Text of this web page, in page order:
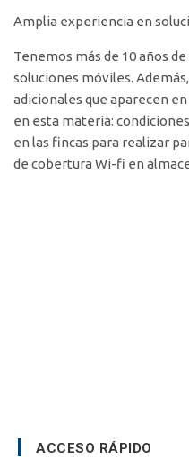
Amplia experiencia en
Tenemos más de 10 años
soluciones móviles.
adicionales que aparecen
en esta materia:
en las fincas para realizar
de cobertura Wi-fi en
ACCESO RÁPIDO